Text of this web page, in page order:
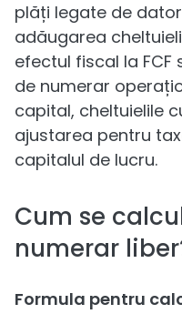
plăți legate de
adăugarea
efectul fiscal la FCF
de numerar
capital, cheltuielile
ajustarea pentru
capitalul de lucru.
Cum se
numerar
Formula pentru